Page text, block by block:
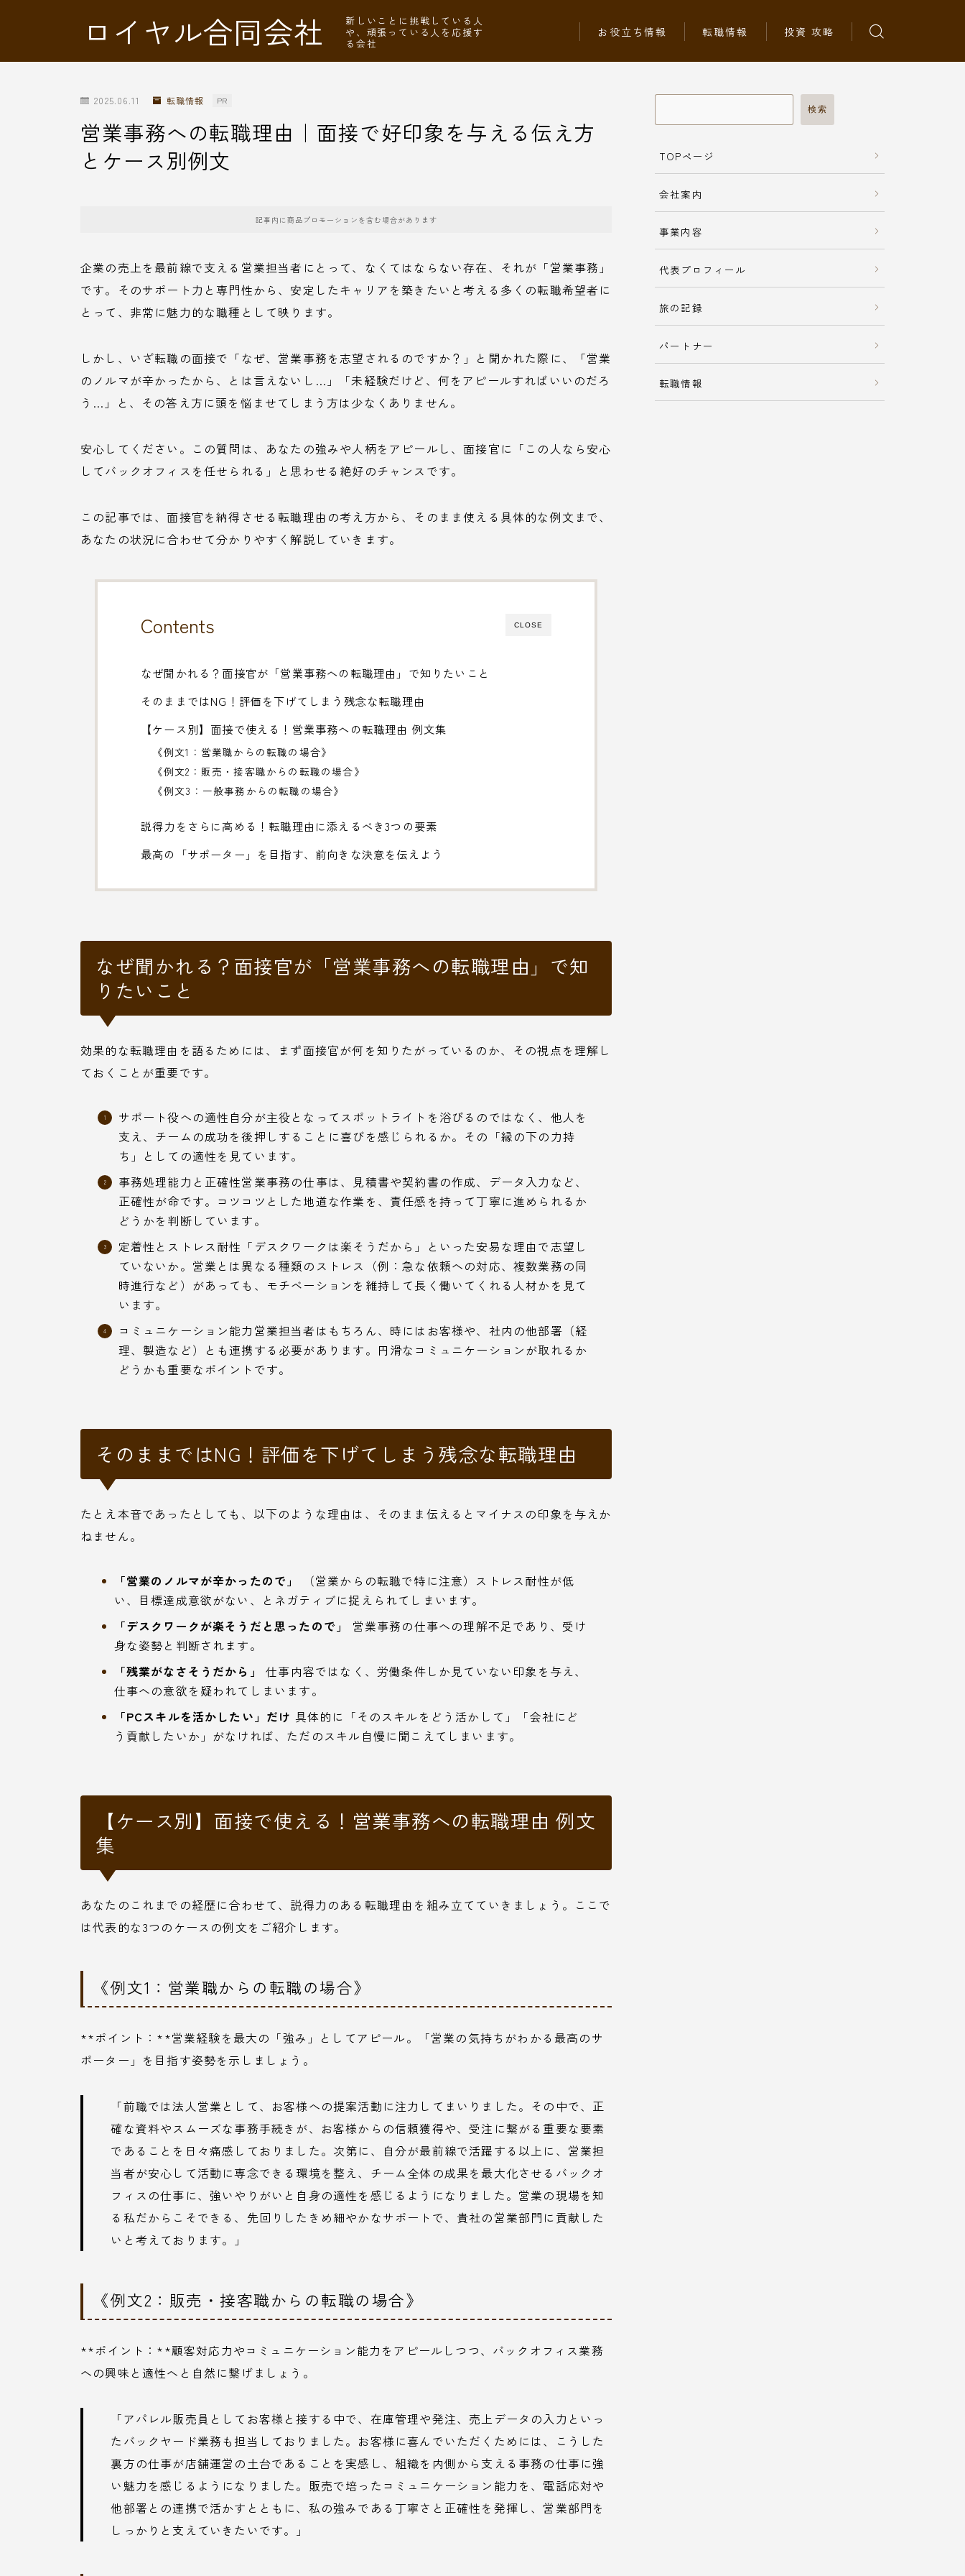
ロイヤル合同会社
新しいことに挑戦している人
や、頑張っている人を応援す
る会社
お役立ち情報 転職情報 投資 攻略
2025.06.11 転職情報 PR
営業事務への転職理由｜面接で好印象を与える伝え方
とケース別例文
記事内に商品プロモーションを含む場合があります
企業の売上を最前線で支える営業担当者にとって、なくてはならない存在、それが「営業事務」
です。そのサポート力と専門性から、安定したキャリアを築きたいと考える多くの転職希望者に
とって、非常に魅力的な職種として映ります。
しかし、いざ転職の面接で「なぜ、営業事務を志望されるのですか？」と聞かれた際に、「営業
のノルマが辛かったから、とは言えないし…」「未経験だけど、何をアピールすればいいのだろ
う…」と、その答え方に頭を悩ませてしまう方は少なくありません。
安心してください。この質問は、あなたの強みや人柄をアピールし、面接官に「この人なら安心
してバックオフィスを任せられる」と思わせる絶好のチャンスです。
この記事では、面接官を納得させる転職理由の考え方から、そのまま使える具体的な例文まで、
あなたの状況に合わせて分かりやすく解説していきます。
CLOSE
Contents
なぜ聞かれる？面接官が「営業事務への転職理由」で知りたいこと
そのままではNG！評価を下げてしまう残念な転職理由
【ケース別】面接で使える！営業事務への転職理由 例文集
《例文1：営業職からの転職の場合》
《例文2：販売・接客職からの転職の場合》
《例文3：一般事務からの転職の場合》
説得力をさらに高める！転職理由に添えるべき3つの要素
最高の「サポーター」を目指す、前向きな決意を伝えよう
なぜ聞かれる？面接官が「営業事務への転職理由」で知
りたいこと
効果的な転職理由を語るためには、まず面接官が何を知りたがっているのか、その視点を理解し
ておくことが重要です。
サポート役への適性自分が主役となってスポットライトを浴びるのではなく、他人を
支え、チームの成功を後押しすることに喜びを感じられるか。その「縁の下の力持
ち」としての適性を見ています。
事務処理能力と正確性営業事務の仕事は、見積書や契約書の作成、データ入力など、
正確性が命です。コツコツとした地道な作業を、責任感を持って丁寧に進められるか
どうかを判断しています。
定着性とストレス耐性「デスクワークは楽そうだから」といった安易な理由で志望し
ていないか。営業とは異なる種類のストレス（例：急な依頼への対応、複数業務の同
時進行など）があっても、モチベーションを維持して長く働いてくれる人材かを見て
います。
コミュニケーション能力営業担当者はもちろん、時にはお客様や、社内の他部署（経
理、製造など）とも連携する必要があります。円滑なコミュニケーションが取れるか
どうかも重要なポイントです。
そのままではNG！評価を下げてしまう残念な転職理由
たとえ本音であったとしても、以下のような理由は、そのまま伝えるとマイナスの印象を与えか
ねません。
「営業のノルマが辛かったので」
（営業からの転職で特に注意）ストレス耐性が低
い、目標達成意欲がない、とネガティブに捉えられてしまいます。
「デスクワークが楽そうだと思ったので」
営業事務の仕事への理解不足であり、受け
身な姿勢と判断されます。
「残業がなさそうだから」
仕事内容ではなく、労働条件しか見ていない印象を与え、
仕事への意欲を疑われてしまいます。
「PCスキルを活かしたい」だけ 具体的に「そのスキルをどう活かして」「会社にど
う貢献したいか」がなければ、ただのスキル自慢に聞こえてしまいます。
【ケース別】面接で使える！営業事務への転職理由 例文
集
あなたのこれまでの経歴に合わせて、説得力のある転職理由を組み立てていきましょう。ここで
は代表的な3つのケースの例文をご紹介します。
《例文1：営業職からの転職の場合》
**ポイント：**営業経験を最大の「強み」としてアピール。「営業の気持ちがわかる最高のサ
ポーター」を目指す姿勢を示しましょう。
「前職では法人営業として、お客様への提案活動に注力してまいりました。その中で、正
確な資料やスムーズな事務手続きが、お客様からの信頼獲得や、受注に繋がる重要な要素
であることを日々痛感しておりました。次第に、自分が最前線で活躍する以上に、営業担
当者が安心して活動に専念できる環境を整え、チーム全体の成果を最大化させるバックオ
フィスの仕事に、強いやりがいと自身の適性を感じるようになりました。営業の現場を知
る私だからこそできる、先回りしたきめ細やかなサポートで、貴社の営業部門に貢献した
いと考えております。」
《例文2：販売・接客職からの転職の場合》
**ポイント：**顧客対応力やコミュニケーション能力をアピールしつつ、バックオフィス業務
への興味と適性へと自然に繋げましょう。
「アパレル販売員としてお客様と接する中で、在庫管理や発注、売上データの入力といっ
たバックヤード業務も担当しておりました。お客様に喜んでいただくためには、こうした
裏方の仕事が店舗運営の土台であることを実感し、組織を内側から支える事務の仕事に強
い魅力を感じるようになりました。販売で培ったコミュニケーション能力を、電話応対や
他部署との連携で活かすとともに、私の強みである丁寧さと正確性を発揮し、営業部門を
しっかりと支えていきたいです。」
検索
TOPページ
会社案内
事業内容
代表プロフィール
旅の記録
パートナー
転職情報